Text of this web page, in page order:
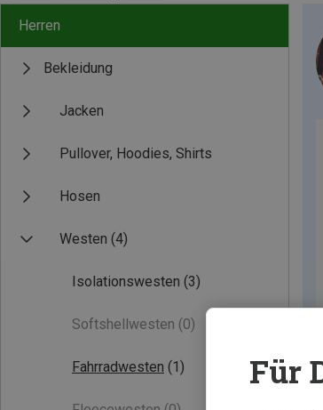
Herren
Bekleidung
Jacken
Pullover, Hoodies, Shirts
Hosen
Westen (4)
Isolationswesten (3)
Softshellwesten (0)
Fahrradwesten (1) Für